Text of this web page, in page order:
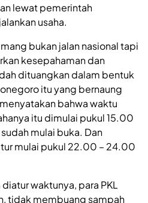
lewat pemerintah
usaha.
bukan jalan nasional tapi
kesepahaman dan
dituangkan dalam bentuk
itu yang bernaung
bahwa waktu
itu dimulai pukul 15.00
mulai buka. Dan
mulai pukul 22.00 – 24.00
waktunya, para PKL
tidak membuang sampah